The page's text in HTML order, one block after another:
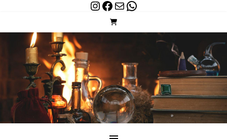
WhatsApp
Mail
Facebook
Instagram